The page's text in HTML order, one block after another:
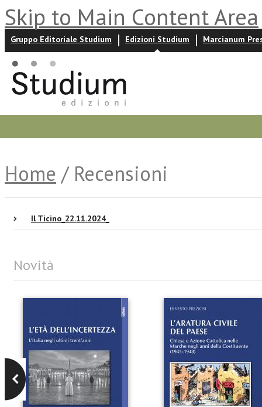
Skip to Main Content Area
Gruppo Editoriale Studium Edizioni Studium Marcianum
Home / Recensioni
Il Ticino_22.11.2024_
Novità